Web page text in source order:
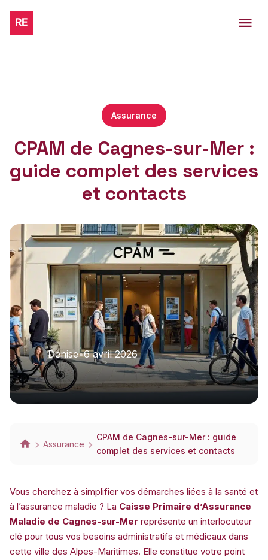
Assurance
CPAM de Cagnes-sur-Mer :
guide complet des services
et contacts
Denise•6 avril 2026
Assurance
CPAM de Cagnes-sur-Mer : guide
complet des services et contacts
Vous cherchez à simplifier vos démarches liées à la santé et
à l’assurance maladie ? La Caisse Primaire d’Assurance
Maladie de Cagnes-sur-Mer représente un interlocuteur
clé pour tous vos besoins administratifs et médicaux dans
cette ville des Alpes-Maritimes. Elle constitue votre point